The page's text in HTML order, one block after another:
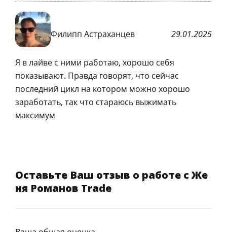
Филипп Астраханцев 29.01.2025
Я в лайве с ними работаю, хорошо себя
показывают. Правда говорят, что сейчас
последний цикл на котором можно хорошо
заработать, так что стараюсь выжимать
максимум
Оставьте Ваш отзыв о работе с Же
ня Романов Trade